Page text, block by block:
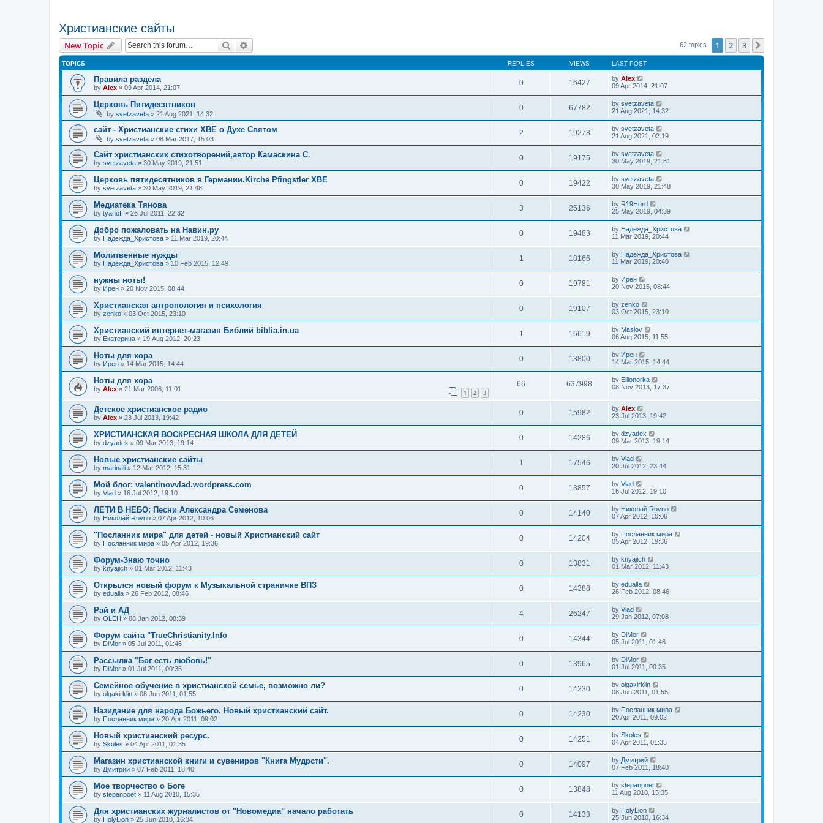
Христианские сайты
New Topic Search 62 topics 1 2 3
TOPICS REPLIES VIEWS LAST POST
Правила раздела
by Alex » 09 Apr 2014, 21:07
0 16427 by Alex
09 Apr 2014, 21:07
Церковь Пятидесятников
by svetzaveta » 21 Aug 2021, 14:32
0 67782 by svetzaveta
21 Aug 2021, 14:32
сайт - Христианские стихи ХВЕ о Духе Святом
by svetzaveta » 08 Mar 2017, 15:03
2 19278 by svetzaveta
21 Aug 2021, 02:19
Сайт христианских стихотворений,автор Камаскина С.
by svetzaveta » 30 May 2019, 21:51
0 19175 by svetzaveta
30 May 2019, 21:51
Церковь пятидесятников в Германии.Kirche Pfingstler ХВЕ
by svetzaveta » 30 May 2019, 21:48
0 19422 by svetzaveta
30 May 2019, 21:48
Медиатека Тянова
by tyanoff » 26 Jul 2011, 22:32
3 25136 by R19Hord
25 May 2019, 04:39
Добро пожаловать на Навин.ру
by Надежда_Христова » 11 Mar 2019, 20:44
0 19483 by Надежда_Христова
11 Mar 2019, 20:44
Молитвенные нужды
by Надежда_Христова » 10 Feb 2015, 12:49
1 18166 by Надежда_Христова
11 Mar 2019, 20:40
нужны ноты!
by Ирен » 20 Nov 2015, 08:44
0 19781 by Ирен
20 Nov 2015, 08:44
Христианская антропология и психология
by zenko » 03 Oct 2015, 23:10
0 19107 by zenko
03 Oct 2015, 23:10
Христианский интернет-магазин Библий biblia.in.ua
by Екатерина » 19 Aug 2012, 20:23
1 16619 by Maslov
06 Aug 2015, 11:55
Ноты для хора
by Ирен » 14 Mar 2015, 14:44
0 13800 by Ирен
14 Mar 2015, 14:44
Ноты для хора
by Alex » 21 Mar 2006, 11:01 1 2 3
66 637998 by Ellionorka
08 Nov 2013, 17:37
Детское христианское радио
by Alex » 23 Jul 2013, 19:42
0 15982 by Alex
23 Jul 2013, 19:42
ХРИСТИАНСКАЯ ВОСКРЕСНАЯ ШКОЛА ДЛЯ ДЕТЕЙ
by dzyadek » 09 Mar 2013, 19:14
0 14286 by dzyadek
09 Mar 2013, 19:14
Новые христианские сайты
by marinali » 12 Mar 2012, 15:31
1 17546 by Vlad
20 Jul 2012, 23:44
Мой блог: valentinovvlad.wordpress.com
by Vlad » 16 Jul 2012, 19:10
0 13857 by Vlad
16 Jul 2012, 19:10
ЛЕТИ В НЕБО: Песни Александра Семенова
by Николай Rovno » 07 Apr 2012, 10:06
0 14140 by Николай Rovno
07 Apr 2012, 10:06
"Посланник мира" для детей - новый Христианский сайт
by Посланник мира » 05 Apr 2012, 19:36
0 14204 by Посланник мира
05 Apr 2012, 19:36
Форум-Знаю точно
by knyajich » 01 Mar 2012, 11:43
0 13831 by knyajich
01 Mar 2012, 11:43
Открылся новый форум к Музыкальной страничке ВПЗ
by edualla » 26 Feb 2012, 08:46
0 14388 by edualla
26 Feb 2012, 08:46
Рай и АД
by OLEH » 08 Jan 2012, 08:39
4 26247 by Vlad
29 Jan 2012, 07:08
Форум сайта "TrueChristianity.Info
by DiMor » 05 Jul 2011, 01:46
0 14344 by DiMor
05 Jul 2011, 01:46
Рассылка "Бог есть любовь!"
by DiMor » 01 Jul 2011, 00:35
0 13965 by DiMor
01 Jul 2011, 00:35
Семейное обучение в христианской семье, возможно ли?
by olgakirklin » 08 Jun 2011, 01:55
0 14230 by olgakirklin
08 Jun 2011, 01:55
Назидание для народа Божьего. Новый христианский сайт.
by Посланник мира » 20 Apr 2011, 09:02
0 14230 by Посланник мира
20 Apr 2011, 09:02
Новый христианский ресурс.
by Skoles » 04 Apr 2011, 01:35
0 14251 by Skoles
04 Apr 2011, 01:35
Магазин христианской книги и сувениров "Книга Мудрсти".
by Дмитрий » 07 Feb 2011, 18:40
0 14097 by Дмитрий
07 Feb 2011, 18:40
Мое творчество о Боге
by stepanpoet » 11 Aug 2010, 15:35
0 13848 by stepanpoet
11 Aug 2010, 15:35
Для христианских журналистов от "Новомедиа" начало работать
by HolyLion » 25 Jun 2010, 16:34
0 14133 by HolyLion
25 Jun 2010, 16:34